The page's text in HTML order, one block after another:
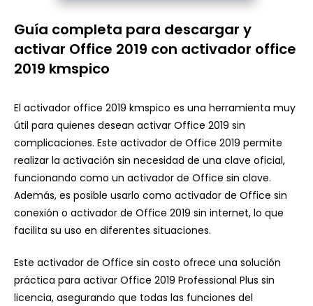
Guía completa para descargar y
activar Office 2019 con activador office
2019 kmspico
El activador office 2019 kmspico es una herramienta muy
útil para quienes desean activar Office 2019 sin
complicaciones. Este activador de Office 2019 permite
realizar la activación sin necesidad de una clave oficial,
funcionando como un activador de Office sin clave.
Además, es posible usarlo como activador de Office sin
conexión o activador de Office 2019 sin internet, lo que
facilita su uso en diferentes situaciones.
Este activador de Office sin costo ofrece una solución
práctica para activar Office 2019 Professional Plus sin
licencia, asegurando que todas las funciones del